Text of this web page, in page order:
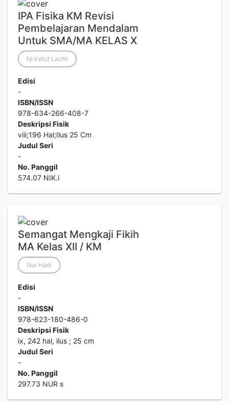
IPA Fisika KM Revisi
Pembelajaran Mendalam
Untuk SMA/MA KELAS X
NI Ketut Lasmi
Edisi
-
ISBN/ISSN
978-634-266-408-7
Deskripsi Fisik
viii;196 Hal;Ilus 25 Cm
Judul Seri
-
No. Panggil
574.07 NIK.i
Semangat Mengkaji Fikih
MA Kelas XII / KM
Nur Hadi
Edisi
-
ISBN/ISSN
978-623-180-486-0
Deskripsi Fisik
ix, 242 hal, ilus ; 25 cm
Judul Seri
-
No. Panggil
297.73 NUR s